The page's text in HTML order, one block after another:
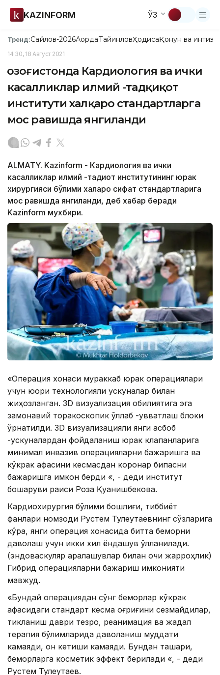
KAZINFORM ЎЗ
Тренд:Сайлов-2026АқордаТайинловҲодисаҚонун ва
14:30, 18 Август 2021
Қозоғистонда Кардиология ва ички
касалликлар илмий -тадқиқот
институти халқаро стандартларга
мос равишда янгиланди
ALMATY. Kazinform - Кардиология ва ички
касалликлар илмий -тадқиқот институтининг юрак
хирургияси бўлими халқаро сифат стандартларига
мос равишда янгиланди, деб хабар беради
Kazinform мухбири.
«Операция хонаси мураккаб юрак операциялари
учун юқори технологияли ускуналар билан
жиҳозланган. 3D визуализация қобилиятига эга
замонавий торакоскопик қўллаб -қувватлаш блоки
ўрнатилди. 3D визуализацияли янги асбоб
-ускуналардан фойдаланиш юрак клапанларига
минимал инвазив операцияларни бажаришга ва
кўкрак қафасини кесмасдан коронар бипасни
бажаришга имкон берди «, - деди институт
бошқаруви раиси Роза Қуанишбекова.
Кардиохирургия бўлими бошлиғи, тиббиёт
фанлари номзоди Рустем Тулеутаевнинг сўзларига
кўра, янги операция хонасида битта беморни
даволаш учун икки хил ёндашув қўлланилади.
(эндоваскуляр аралашувлар билан очиқ жарроҳлик)
Гибрид операцияларни бажариш имконияти
мавжуд.
«Бундай операциядан сўнг беморлар кўкрак
қафасидаги стандарт кесма оғриғини сезмайдилар,
тикланиш даври тезроқ, реанимация ва жадал
терапия бўлимларида даволаниш муддати
камаяди, қон кетиши камаяди. Бундан ташқари,
беморларга косметик эффект берилади «, - деди
Рустем Тулеутаев.